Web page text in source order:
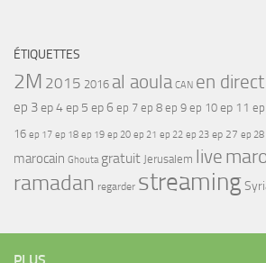
ÉTIQUETTES
2M 2015 2016 al aoula CAN en direct
ep 3ep 4ep 5 ep 6 ep 7 ep 8 ep 9 ep 10 ep 11
16 ep 17 ep 18 ep 19 ep 20 ep 21 ep 22 ep 23 ep 27 ep 28
marocain Ghouta gratuit Jerusalem live
ramadan regarder streaming